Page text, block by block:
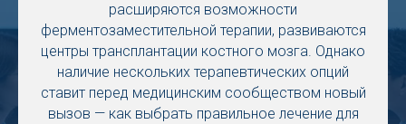
расширяются возможности
ферментозаместительной терапии, развиваются
центры трансплантации костного мозга. Однако
наличие нескольких терапевтических опций
ставит перед медицинским сообществом новый
вызов — как выбрать правильное лечение для